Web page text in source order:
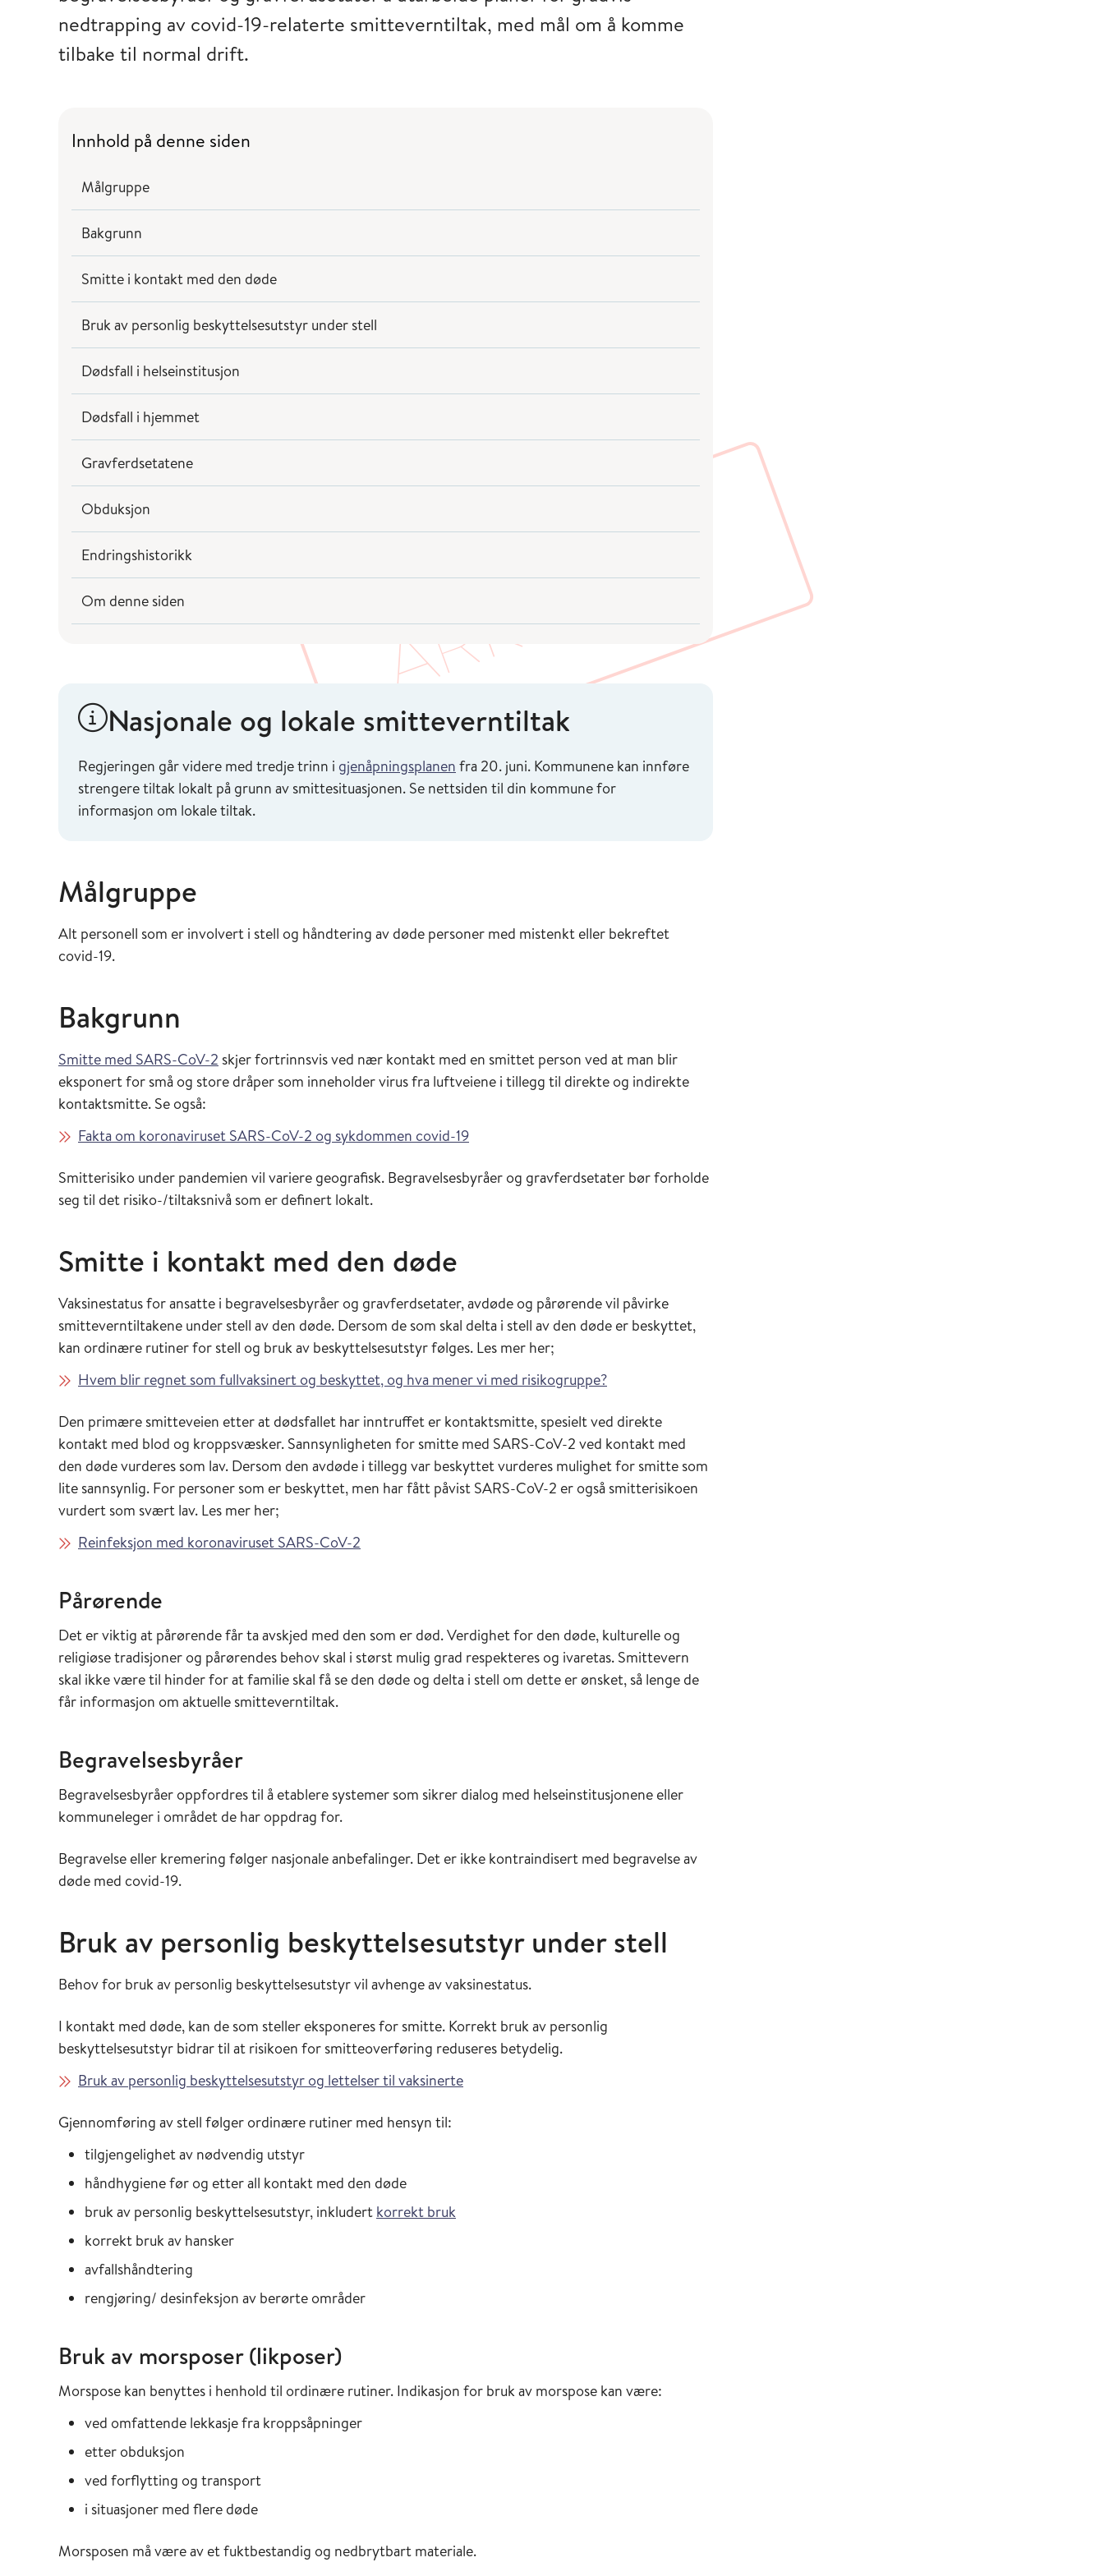
nedtrapping av covid-19-relaterte smitteverntiltak, med mål om å komme
tilbake til normal drift.
Innhold på denne siden
Målgruppe
Bakgrunn
Smitte i kontakt med den døde
Bruk av personlig beskyttelsesutstyr under stell
Dødsfall i helseinstitusjon
Dødsfall i hjemmet
Gravferdsetatene
Obduksjon
Endringshistorikk
Om denne siden
Nasjonale og lokale smitteverntiltak
Regjeringen går videre med tredje trinn i gjenåpningsplanen fra 20. juni. Kommunene kan innføre
strengere tiltak lokalt på grunn av smittesituasjonen. Se nettsiden til din kommune for
informasjon om lokale tiltak.
Målgruppe
Alt personell som er involvert i stell og håndtering av døde personer med mistenkt eller bekreftet
covid-19.
Bakgrunn
Smitte med SARS-CoV-2 skjer fortrinnsvis ved nær kontakt med en smittet person ved at man blir
eksponert for små og store dråper som inneholder virus fra luftveiene i tillegg til direkte og indirekte
kontaktsmitte. Se også:
Fakta om koronaviruset SARS-CoV-2 og sykdommen covid-19
Smitterisiko under pandemien vil variere geografisk. Begravelsesbyråer og gravferdsetater bør forholde
seg til det risiko-/tiltaksnivå som er definert lokalt.
Smitte i kontakt med den døde
Vaksinestatus for ansatte i begravelsesbyråer og gravferdsetater, avdøde og pårørende vil påvirke
smitteverntiltakene under stell av den døde. Dersom de som skal delta i stell av den døde er beskyttet,
kan ordinære rutiner for stell og bruk av beskyttelsesutstyr følges. Les mer her;
Hvem blir regnet som fullvaksinert og beskyttet, og hva mener vi med risikogruppe?
Den primære smitteveien etter at dødsfallet har inntruffet er kontaktsmitte, spesielt ved direkte
kontakt med blod og kroppsvæsker. Sannsynligheten for smitte med SARS-CoV-2 ved kontakt med
den døde vurderes som lav. Dersom den avdøde i tillegg var beskyttet vurderes mulighet for smitte som
lite sannsynlig. For personer som er beskyttet, men har fått påvist SARS-CoV-2 er også smitterisikoen
vurdert som svært lav. Les mer her;
Reinfeksjon med koronaviruset SARS-CoV-2
Pårørende
Det er viktig at pårørende får ta avskjed med den som er død. Verdighet for den døde, kulturelle og
religiøse tradisjoner og pårørendes behov skal i størst mulig grad respekteres og ivaretas. Smittevern
skal ikke være til hinder for at familie skal få se den døde og delta i stell om dette er ønsket, så lenge de
får informasjon om aktuelle smitteverntiltak.
Begravelsesbyråer
Begravelsesbyråer oppfordres til å etablere systemer som sikrer dialog med helseinstitusjonene eller
kommuneleger i området de har oppdrag for.
Begravelse eller kremering følger nasjonale anbefalinger. Det er ikke kontraindisert med begravelse av
døde med covid-19.
Bruk av personlig beskyttelsesutstyr under stell
Behov for bruk av personlig beskyttelsesutstyr vil avhenge av vaksinestatus.
I kontakt med døde, kan de som steller eksponeres for smitte. Korrekt bruk av personlig
beskyttelsesutstyr bidrar til at risikoen for smitteoverføring reduseres betydelig.
Bruk av personlig beskyttelsesutstyr og lettelser til vaksinerte
Gjennomføring av stell følger ordinære rutiner med hensyn til:
tilgjengelighet av nødvendig utstyr
håndhygiene før og etter all kontakt med den døde
bruk av personlig beskyttelsesutstyr, inkludert korrekt bruk
korrekt bruk av hansker
avfallshåndtering
rengjøring/ desinfeksjon av berørte områder
Bruk av morsposer (likposer)
Morspose kan benyttes i henhold til ordinære rutiner. Indikasjon for bruk av morspose kan være:
ved omfattende lekkasje fra kroppsåpninger
etter obduksjon
ved forflytting og transport
i situasjoner med flere døde
Morsposen må være av et fuktbestandig og nedbrytbart materiale.